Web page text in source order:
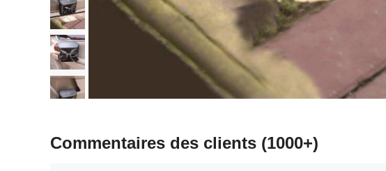
Commentaires des clients (1000+)